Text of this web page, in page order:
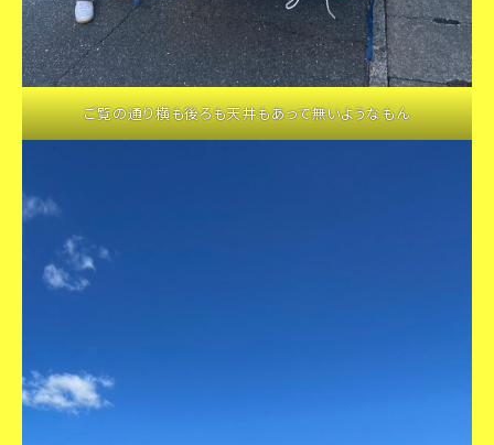
ご覧の通り横も後ろも天井もあって無いようなもん